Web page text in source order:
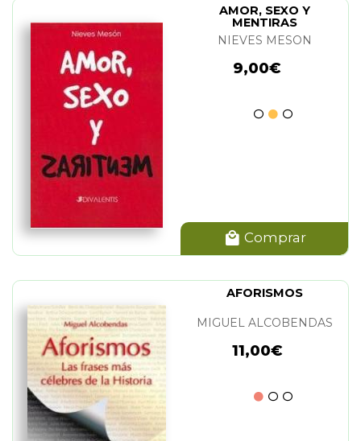
AMOR, SEXO Y
MENTIRAS
NIEVES MESON
9,00€
Comprar
AFORISMOS
MIGUEL ALCOBENDAS
11,00€